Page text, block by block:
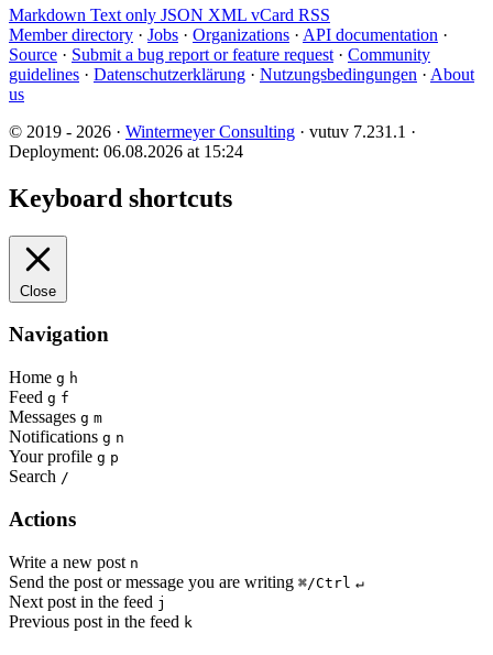
Markdown Text only JSON XML vCard RSS
Member directory · Jobs · Organizations · API documentation ·
Source · Submit a bug report or feature request · Community
guidelines · Datenschutzerklärung · Nutzungsbedingungen · About
us
© 2019 - 2026 · Wintermeyer Consulting · vutuv 7.231.1 ·
Deployment: 06.08.2026 at 15:24
Keyboard shortcuts
Close
Navigation
Home g h
Feed g f
Messages g m
Notifications g n
Your profile g p
Search /
Actions
Write a new post n
Send the post or message you are writing ⌘/Ctrl ↵
Next post in the feed j
Previous post in the feed k